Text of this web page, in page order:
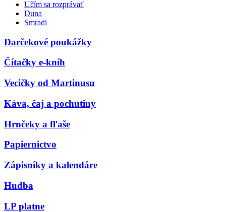
Učím sa rozprávať
Duna
Smradi
Darčekové poukážky
Čítačky e-kníh
Vecičky od Martinusu
Káva, čaj a pochutiny
Hrnčeky a fľaše
Papiernictvo
Zápisníky a kalendáre
Hudba
LP platne